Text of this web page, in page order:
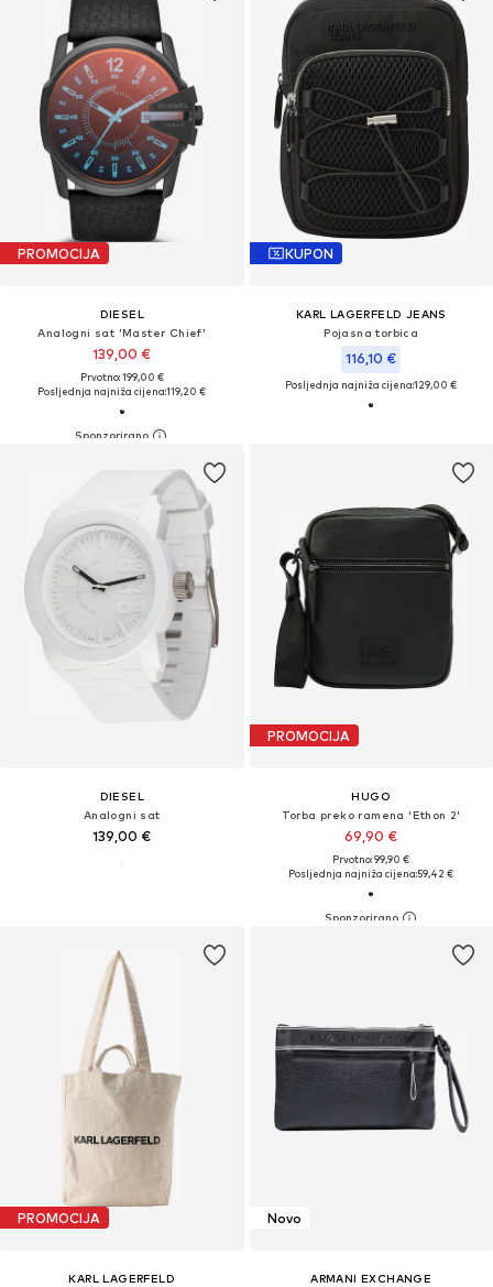
PROMOCIJA
DIESEL
Analogni sat 'Master Chief'
139,00 €
Prvotno: 199,00 €
Posljednja najniža cijena:119,20 €
KUPON
KARL LAGERFELD JEANS
Pojasna torbica
116,10 €
Posljednja najniža cijena:129,00 €
DIESEL
Analogni sat
139,00 €
PROMOCIJA
HUGO
Torba preko ramena 'Ethon 2'
69,90 €
Prvotno: 99,90 €
Posljednja najniža cijena:59,42 €
PROMOCIJA
KARL LAGERFELD
Novo
ARMANI EXCHANGE